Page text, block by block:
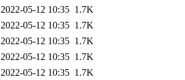
2022-05-12 10:35 1.7K
2022-05-12 10:35 1.7K
2022-05-12 10:35 1.7K
2022-05-12 10:35 1.7K
2022-05-12 10:35 1.7K